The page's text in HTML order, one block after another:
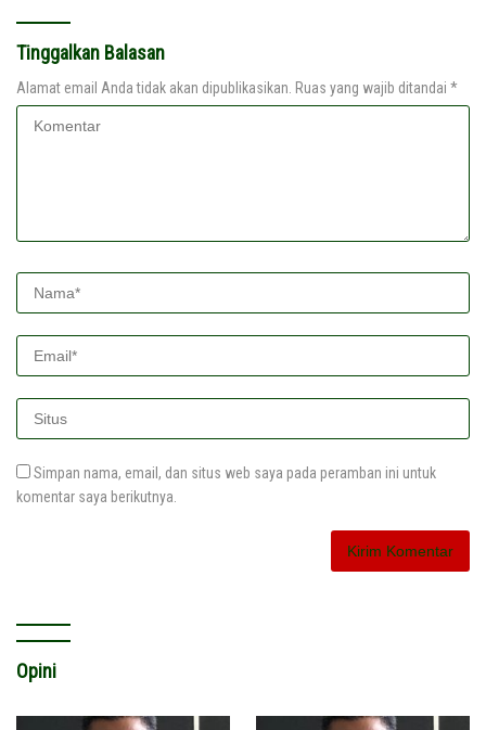
Tinggalkan Balasan
Alamat email Anda tidak akan dipublikasikan. Ruas yang wajib ditandai *
Simpan nama, email, dan situs web saya pada peramban ini untuk
komentar saya berikutnya.
Opini